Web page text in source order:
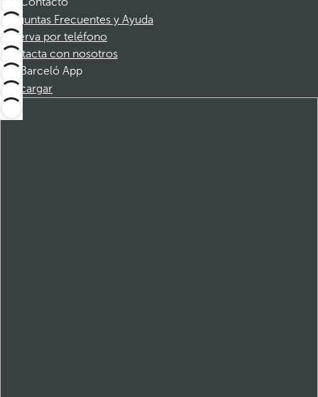
Preguntas Frecuentes y Ayuda
Reserva por teléfono
Contacta con nosotros
Barceló App
Descargar